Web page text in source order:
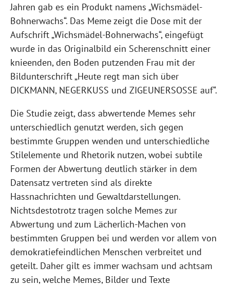
Jahren gab es ein Produkt namens „Wichsmädel-
Bohnerwachs“. Das Meme zeigt die Dose mit der
Aufschrift „Wichsmädel-Bohnerwachs“, eingefügt
wurde in das Originalbild ein Scherenschnitt einer
knieenden, den Boden putzenden Frau mit der
Bildunterschrift „Heute regt man sich über
DICKMANN, NEGERKUSS und ZIGEUNERSOSSE auf“.
Die Studie zeigt, dass abwertende Memes sehr
unterschiedlich genutzt werden, sich gegen
bestimmte Gruppen wenden und unterschiedliche
Stilelemente und Rhetorik nutzen, wobei subtile
Formen der Abwertung deutlich stärker in dem
Datensatz vertreten sind als direkte
Hassnachrichten und Gewaltdarstellungen.
Nichtsdestotrotz tragen solche Memes zur
Abwertung und zum Lächerlich-Machen von
bestimmten Gruppen bei und werden vor allem von
demokratiefeindlichen Menschen verbreitet und
geteilt. Daher gilt es immer wachsam und achtsam
zu sein, welche Memes, Bilder und Texte